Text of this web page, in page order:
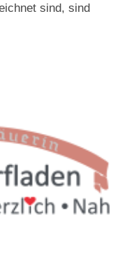
sind, sind